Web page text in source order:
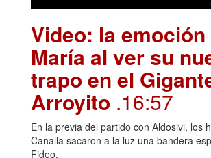
Video: la emoción
María al ver su
trapo en el
Arroyito .16:57
En la previa del partido con Aldosivi, los
Canalla sacaron a la luz una bandera
Fideo.